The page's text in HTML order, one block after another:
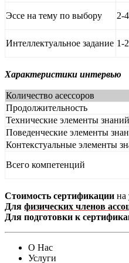
Эссе на тему по выбору 2-
Интеллектуальное задание 1-
Характеристики интервью
Количество асессоров
Продолжительность
Технические элементы знаний
Поведенческие элементы
Контекстуальные элементы
Всего компетенций
Стоимость сертификации на
Для физических членов
Для подготовки к
О Нас
Услуги